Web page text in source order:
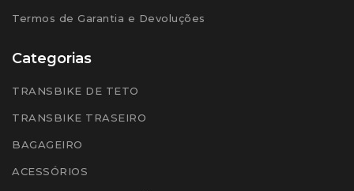
Termos de Garantia e Devoluções
Categorias
TRANSBIKE DE TETO
TRANSBIKE TRASEIRO
BAGAGEIRO
ACESSÓRIOS